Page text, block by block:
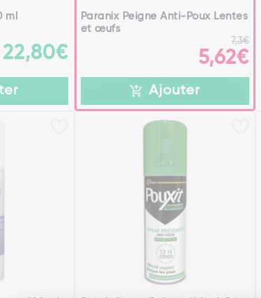
ml
22,80€
Paranix Peigne Anti-Poux Lentes
et œufs
7,3€
5,62€
Ajouter